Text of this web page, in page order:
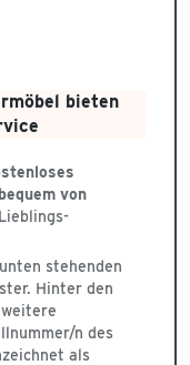
bieten
bequem von
stehenden
Hinter den
n des
als